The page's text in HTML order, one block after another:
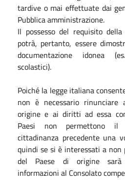
tardive o mai effettuate dai
Pubblica amministrazione.
Il possesso del requisito
potrà, pertanto, essere
documentazione idonea
scolastici).
Poiché la legge italiana
non è necessario rinunciare
origine e ai diritti ad essa
Paesi non permettono il
cittadinanza precedente una
quindi se si è interessati a non
del Paese di origine sarà
informazioni al Consolato